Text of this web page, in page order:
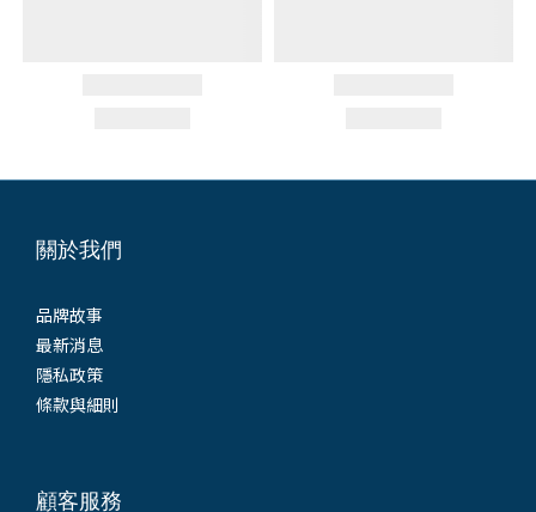
關於我們
品牌故事
最新消息
隱私政策
條款與細則
顧客服務